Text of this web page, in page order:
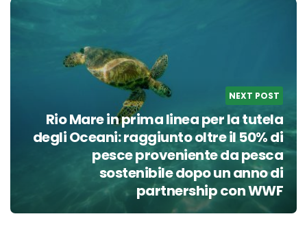
NEXT POST
Rio Mare in prima linea per la tutela
degli Oceani: raggiunto oltre il 50% di
pesce proveniente da pesca
sostenibile dopo un anno di
partnership con WWF